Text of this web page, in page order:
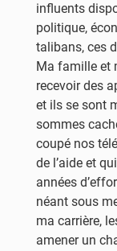
influents
politique,
talibans, ces
Ma famille et
recevoir des
et ils se sont
sommes
coupé nos
de l’aide et
années
néant sous
ma carrière,
amener un